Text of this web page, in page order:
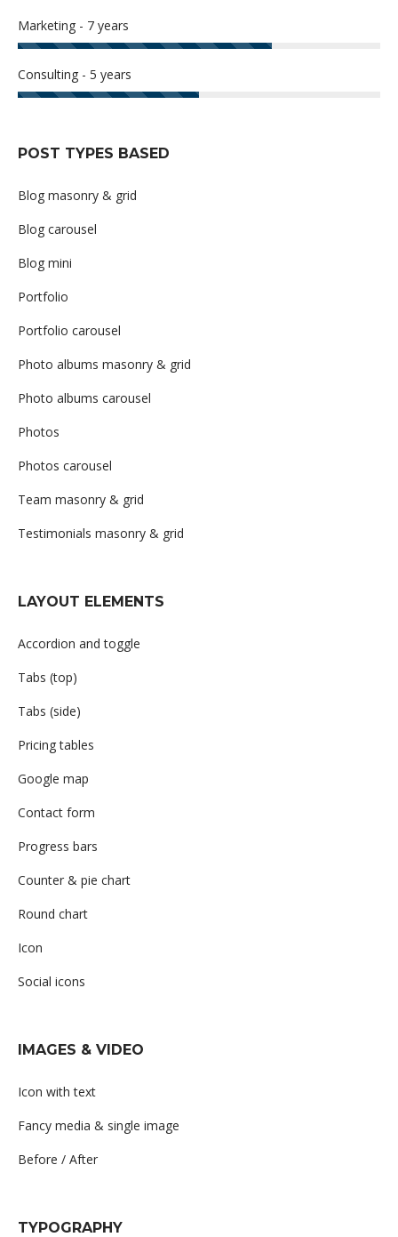
Marketing - 7 years
Consulting - 5 years
POST TYPES BASED
Blog masonry & grid
Blog carousel
Blog mini
Portfolio
Portfolio carousel
Photo albums masonry & grid
Photo albums carousel
Photos
Photos carousel
Team masonry & grid
Testimonials masonry & grid
LAYOUT ELEMENTS
Accordion and toggle
Tabs (top)
Tabs (side)
Pricing tables
Google map
Contact form
Progress bars
Counter & pie chart
Round chart
Icon
Social icons
IMAGES & VIDEO
Icon with text
Fancy media & single image
Before / After
TYPOGRAPHY